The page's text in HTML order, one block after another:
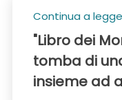
Continua a
"Libro dei
tomba di
insieme ad